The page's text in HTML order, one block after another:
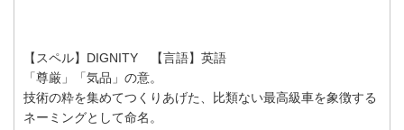
【スペル】DIGNITY 【言語】英語
「尊厳」「気品」の意。
技術の粋を集めてつくりあげた、比類ない最高級車を象徴する
ネーミングとして命名。